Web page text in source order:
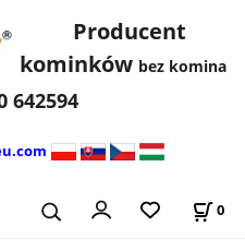
Producent
kominków bez komina
642594
0